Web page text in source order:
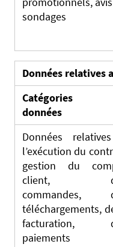
sondages
Données relatives
Catégories
données
Données
l’exécution du
gestion du
client,
commandes,
téléchargements,
facturation,
paiements